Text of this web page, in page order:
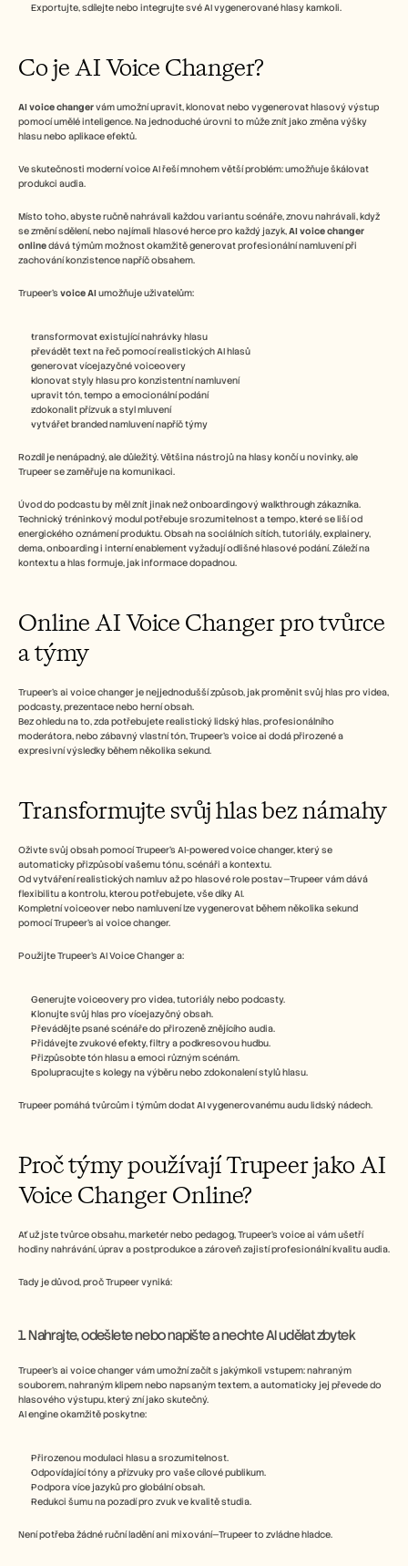
Exportujte, sdílejte nebo integrujte své AI vygenerované hlasy kamkoli.
Co je AI Voice Changer?
AI voice changer vám umožní upravit, klonovat nebo vygenerovat hlasový výstup
pomocí umělé inteligence. Na jednoduché úrovni to může znít jako změna výšky
hlasu nebo aplikace efektů.
Ve skutečnosti moderní voice AI řeší mnohem větší problém: umožňuje škálovat
produkci audia.
Místo toho, abyste ručně nahrávali každou variantu scénáře, znovu nahrávali, když
se změní sdělení, nebo najímali hlasové herce pro každý jazyk, AI voice changer
online dává týmům možnost okamžitě generovat profesionální namluvení při
zachování konzistence napříč obsahem.
Trupeer’s voice AI umožňuje uživatelům:
transformovat existující nahrávky hlasu
převádět text na řeč pomocí realistických AI hlasů
generovat vícejazyčné voiceovery
klonovat styly hlasu pro konzistentní namluvení
upravit tón, tempo a emocionální podání
zdokonalit přízvuk a styl mluvení
vytvářet branded namluvení napříč týmy
Rozdíl je nenápadný, ale důležitý. Většina nástrojů na hlasy končí u novinky, ale
Trupeer se zaměřuje na komunikaci.
Úvod do podcastu by měl znít jinak než onboardingový walkthrough zákazníka.
Technický tréninkový modul potřebuje srozumitelnost a tempo, které se liší od
energického oznámení produktu. Obsah na sociálních sítích, tutoriály, explainery,
dema, onboarding i interní enablement vyžadují odlišné hlasové podání. Záleží na
kontextu a hlas formuje, jak informace dopadnou.
Online AI Voice Changer pro tvůrce
a týmy
Trupeer’s ai voice changer je nejjednodušší způsob, jak proměnit svůj hlas pro videa,
podcasty, prezentace nebo herní obsah.
Bez ohledu na to, zda potřebujete realistický lidský hlas, profesionálního
moderátora, nebo zábavný vlastní tón, Trupeer’s voice ai dodá přirozené a
expresivní výsledky během několika sekund.
Transformujte svůj hlas bez námahy
Oživte svůj obsah pomocí Trupeer’s AI-powered voice changer, který se
automaticky přizpůsobí vašemu tónu, scénáři a kontextu.
Od vytváření realistických namluv až po hlasové role postav—Trupeer vám dává
flexibilitu a kontrolu, kterou potřebujete, vše díky AI.
Kompletní voiceover nebo namluvení lze vygenerovat během několika sekund
pomocí Trupeer’s ai voice changer.
Použijte Trupeer’s AI Voice Changer a:
Generujte voiceovery pro videa, tutoriály nebo podcasty.
Klonujte svůj hlas pro vícejazyčný obsah.
Převádějte psané scénáře do přirozeně znějícího audia.
Přidávejte zvukové efekty, filtry a podkresovou hudbu.
Přizpůsobte tón hlasu a emoci různým scénám.
Spolupracujte s kolegy na výběru nebo zdokonalení stylů hlasu.
Trupeer pomáhá tvůrcům i týmům dodat AI vygenerovanému audu lidský nádech.
Proč týmy používají Trupeer jako AI
Voice Changer Online?
Ať už jste tvůrce obsahu, marketér nebo pedagog, Trupeer’s voice ai vám ušetří
hodiny nahrávání, úprav a postprodukce a zároveň zajistí profesionální kvalitu audia.
Tady je důvod, proč Trupeer vyniká:
1. Nahrajte, odešlete nebo napište a nechte AI udělat zbytek
Trupeer’s ai voice changer vám umožní začít s jakýmkoli vstupem: nahraným
souborem, nahraným klipem nebo napsaným textem, a automaticky jej převede do
hlasového výstupu, který zní jako skutečný.
AI engine okamžitě poskytne:
Přirozenou modulaci hlasu a srozumitelnost.
Odpovídající tóny a přízvuky pro vaše cílové publikum.
Podpora více jazyků pro globální obsah.
Redukci šumu na pozadí pro zvuk ve kvalitě studia.
Není potřeba žádné ruční ladění ani mixování—Trupeer to zvládne hladce.